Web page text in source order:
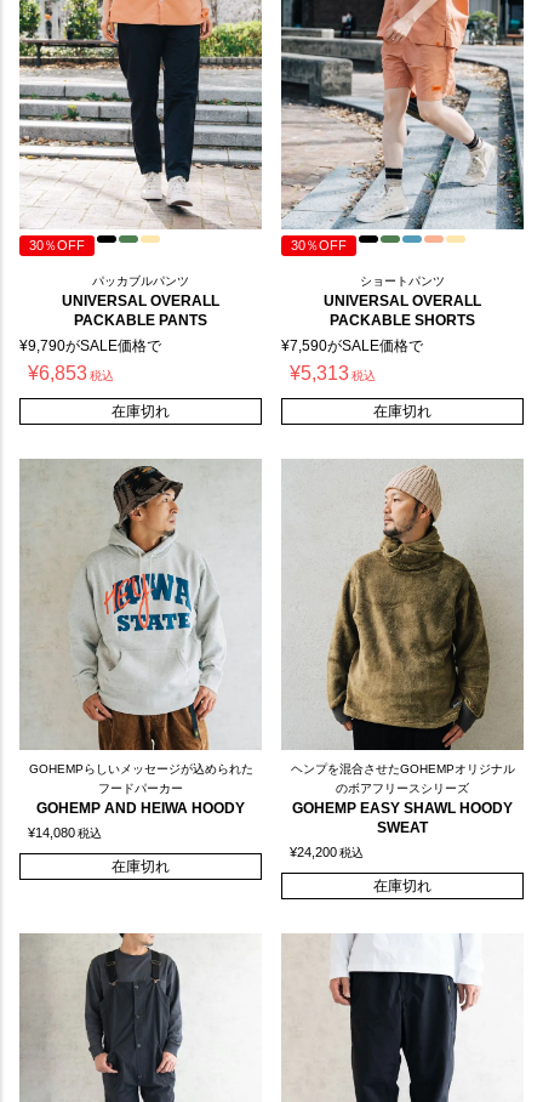
30％OFF
パッカブルパンツ
UNIVERSAL OVERALL
PACKABLE PANTS
¥9,790がSALE価格で
¥6,853税込
在庫切れ
30％OFF
ショートパンツ
UNIVERSAL OVERALL
PACKABLE SHORTS
¥7,590がSALE価格で
¥5,313税込
在庫切れ
GOHEMPらしいメッセージが込められた
フードパーカー
GOHEMP AND HEIWA HOODY
¥14,080税込
在庫切れ
ヘンプを混合させたGOHEMPオリジナル
のボアフリースシリーズ
GOHEMP EASY SHAWL HOODY
SWEAT
¥24,200税込
在庫切れ